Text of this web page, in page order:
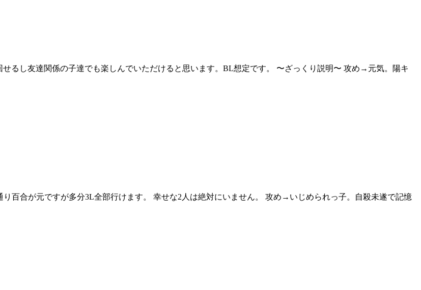
るし友達関係の子達でも楽しんでいただけると思います。BL想定です。 〜ざっくり説明〜 攻め→元気。陽キ
百合が元ですが多分3L全部行けます。 幸せな2人は絶対にいません。 攻め→いじめられっ子。自殺未遂で記憶